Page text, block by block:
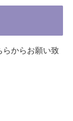
らからお願い致